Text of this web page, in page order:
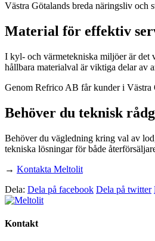
Västra Götalands breda näringsliv och
Material för effektiv
I kyl- och värmetekniska miljöer är det
hållbara materialval är viktiga delar av
Genom Refrico AB får kunder i Västra
Behöver du teknisk
Behöver du vägledning kring val av
tekniska lösningar för både
→ Kontakta Meltolit
Dela: Dela på facebook Dela på twitter
Kontakt